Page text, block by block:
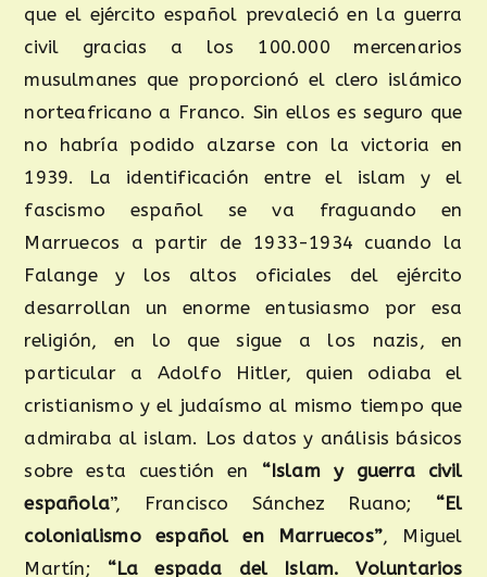
que el ejército español prevaleció en la guerra
civil gracias a los 100.000 mercenarios
musulmanes que proporcionó el clero islámico
norteafricano a Franco. Sin ellos es seguro que
no habría podido alzarse con la victoria en
1939. La identificación entre el islam y el
fascismo español se va fraguando en
Marruecos a partir de 1933-1934 cuando la
Falange y los altos oficiales del ejército
desarrollan un enorme entusiasmo por esa
religión, en lo que sigue a los nazis, en
particular a Adolfo Hitler, quien odiaba el
cristianismo y el judaísmo al mismo tiempo que
admiraba al islam. Los datos y análisis básicos
sobre esta cuestión en “Islam y guerra civil
española”, Francisco Sánchez Ruano; “El
colonialismo español en Marruecos”, Miguel
Martín; “La espada del Islam. Voluntarios